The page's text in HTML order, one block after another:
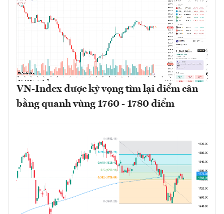
VN-Index được kỳ vọng tìm lại điểm cân
bằng quanh vùng 1760 - 1780 điểm